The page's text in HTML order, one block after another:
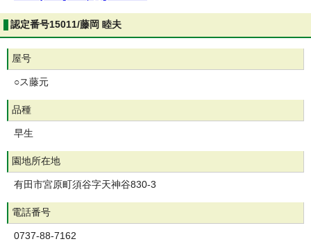
認定番号15011/藤岡 睦夫
屋号
○ス藤元
品種
早生
園地所在地
有田市宮原町須谷字天神谷830-3
電話番号
0737-88-7162